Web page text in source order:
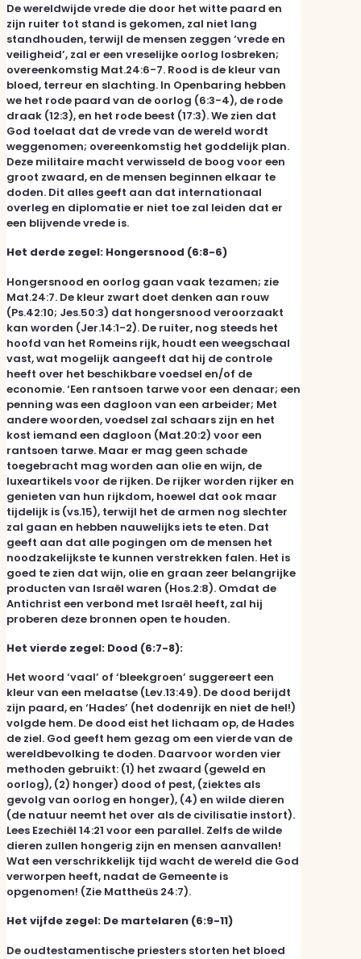
De wereldwijde vrede die door het witte paard en
zijn ruiter tot stand is gekomen, zal niet lang
standhouden, terwijl de mensen zeggen ‘vrede en
veiligheid’, zal er een vreselijke oorlog losbreken;
overeenkomstig Mat.24:6-7. Rood is de kleur van
bloed, terreur en slachting. In Openbaring hebben
we het rode paard van de oorlog (6:3-4), de rode
draak (12:3), en het rode beest (17:3). We zien dat
God toelaat dat de vrede van de wereld wordt
weggenomen; overeenkomstig het goddelijk plan.
Deze militaire macht verwisseld de boog voor een
groot zwaard, en de mensen beginnen elkaar te
doden. Dit alles geeft aan dat internationaal
overleg en diplomatie er niet toe zal leiden dat er
een blijvende vrede is.
Het derde zegel: Hongersnood (6:8-6)
Hongersnood en oorlog gaan vaak tezamen; zie
Mat.24:7. De kleur zwart doet denken aan rouw
(Ps.42:10; Jes.50:3) dat hongersnood veroorzaakt
kan worden (Jer.14:1-2). De ruiter, nog steeds het
hoofd van het Romeins rijk, houdt een weegschaal
vast, wat mogelijk aangeeft dat hij de controle
heeft over het beschikbare voedsel en/of de
economie. ‘Een rantsoen tarwe voor een denaar; een
penning was een dagloon van een arbeider; Met
andere woorden, voedsel zal schaars zijn en het
kost iemand een dagloon (Mat.20:2) voor een
rantsoen tarwe. Maar er mag geen schade
toegebracht mag worden aan olie en wijn, de
luxeartikels voor de rijken. De rijker worden rijker en
genieten van hun rijkdom, hoewel dat ook maar
tijdelijk is (vs.15), terwijl het de armen nog slechter
zal gaan en hebben nauwelijks iets te eten. Dat
geeft aan dat alle pogingen om de mensen het
noodzakelijkste te kunnen verstrekken falen. Het is
goed te zien dat wijn, olie en graan zeer belangrijke
producten van Israël waren (Hos.2:8). Omdat de
Antichrist een verbond met Israël heeft, zal hij
proberen deze bronnen open te houden.
Het vierde zegel: Dood (6:7-8):
Het woord ‘vaal’ of ‘bleekgroen’ suggereert een
kleur van een melaatse (Lev.13:49). De dood berijdt
zijn paard, en ‘Hades’ (het dodenrijk en niet de hel!)
volgde hem. De dood eist het lichaam op, de Hades
de ziel. God geeft hem gezag om een vierde van de
wereldbevolking te doden. Daarvoor worden vier
methoden gebruikt: (1) het zwaard (geweld en
oorlog), (2) honger) dood of pest, (ziektes als
gevolg van oorlog en honger), (4) en wilde dieren
(de natuur neemt het over als de civilisatie instort).
Lees Ezechiël 14:21 voor een parallel. Zelfs de wilde
dieren zullen hongerig zijn en mensen aanvallen!
Wat een verschrikkelijk tijd wacht de wereld die God
verworpen heeft, nadat de Gemeente is
opgenomen! (Zie Mattheüs 24:7).
Het vijfde zegel: De martelaren (6:9-11)
De oudtestamentische priesters storten het bloed